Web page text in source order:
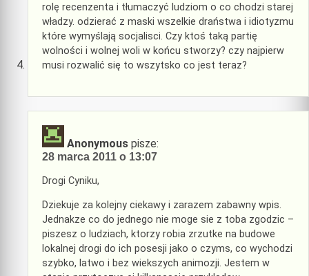
rolę recenzenta i tłumaczyć ludziom o co chodzi starej
władzy. odzierać z maski wszelkie draństwa i idiotyzmu
które wymyślają socjalisci. Czy ktoś taką partię
wolności i wolnej woli w końcu stworzy? czy najpierw
musi rozwalić się to wszytsko co jest teraz?
Anonymous pisze:
28 marca 2011 o 13:07
Drogi Cyniku,
Dziekuje za kolejny ciekawy i zarazem zabawny wpis.
Jednakze co do jednego nie moge sie z toba zgodzic –
piszesz o ludziach, ktorzy robia zrzutke na budowe
lokalnej drogi do ich posesji jako o czyms, co wychodzi
szybko, latwo i bez wiekszych animozji. Jestem w